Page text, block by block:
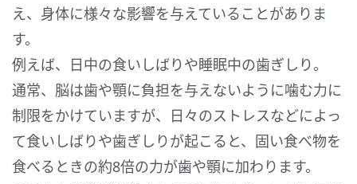
え、身体に様々な影響を与えていることがありま
す。
例えば、日中の食いしばりや睡眠中の歯ぎしり。
通常、脳は歯や顎に負担を与えないように噛む力に
制限をかけていますが、日々のストレスなどによっ
て食いしばりや歯ぎしりが起こると、固い食べ物を
食べるときの約8倍の力が歯や顎に加わります。